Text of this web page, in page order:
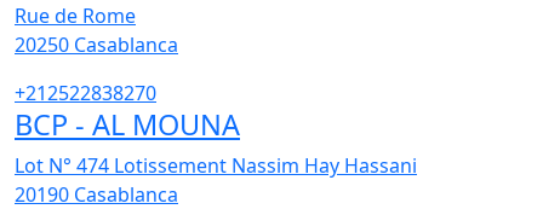
Rue de Rome
20250 Casablanca
+212522838270
BCP - AL MOUNA
Lot N° 474 Lotissement Nassim Hay Hassani
20190 Casablanca